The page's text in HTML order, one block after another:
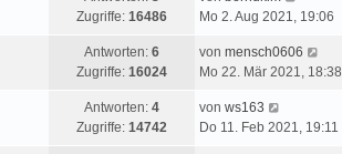
Zugriffe: 16486
Mo 2. Aug 2021, 19:06
Antworten: 6
Zugriffe: 16024
von mensch0606
Mo 22. Mär 2021, 18:38
Antworten: 4
Zugriffe: 14742
von ws163
Do 11. Feb 2021, 19:11